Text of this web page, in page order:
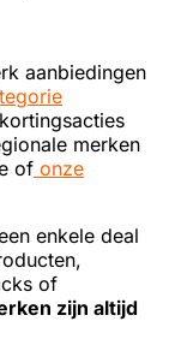
aanbiedingen
merken
of onze
enkele deal
of
zijn altijd